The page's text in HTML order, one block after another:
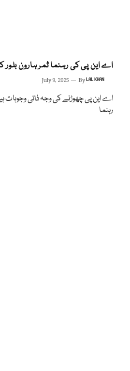
اے این پی کی رہنما ثمر ہارون
July 9, 2025 ByLAL KHAN
اے این پی چھوڑنے کی وجہ ذاتی وجوہات
رہنما